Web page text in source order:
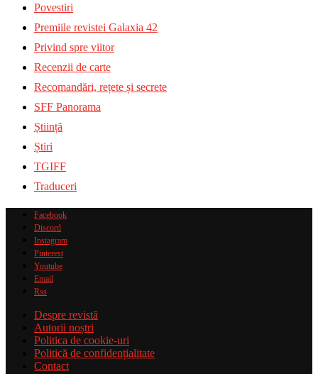
Povestiri
Premiile revistei Galaxia 42
Privind spre viitor
Recenzii de carte
Recomandări, rețete și secrete
SFF Panorama
Știință
Știri
TGIFF
Traduceri
Facebook
Discord
Instagram
Pinterest
Youtube
Email
Rss
Despre revistă
Autorii noștri
Politica de cookie-uri
Politică de confidențialitate
Contact